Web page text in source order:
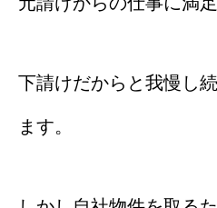
下請けだからと我慢し
ます。